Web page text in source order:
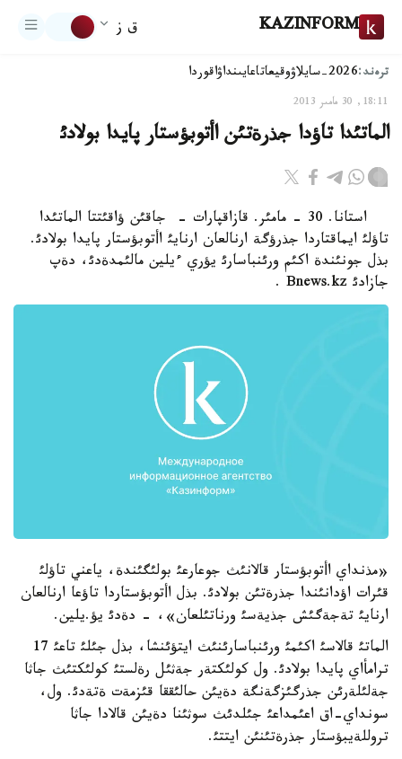
KAZINFORM ق ز
ترەند:2026-سايلاۋ وقيعاتاعايىنداۋاقوردا
18:11, 30 مامىر 2013
الماتئدا تاؤدا جذرةتئن اأتوبؤستار پايدا بولادئ
استانا. 30 - مامئر. قازاقپارات - جاقئن ؤاقئتتا الماتئدا
تاؤلئ ايماقتاردا جذرؤگة ارنالعان ارنايئ اأتوبؤستار پايدا بولادئ.
بذل جونئندة اكئم ورئنباسارئ يؤري ءيلين مالئمدةدئ، دةپ
جازادئ Bnews.kz .
«مذنداي اأتوبؤستار قالانئث جوعارعئ بولئگئندة، ياعني تاؤلئ
قئرات اؤدانئندا جذرةتئن بولادئ. بذل اأتوبؤستاردا تاؤعا ارنالعان
ارنايئ تةجةگئش جذيةسئ ورناتئلعان»، - دةدئ يؤ.يلين.
الماتئ قالاسئ اكئمئ ورئنباسارئنئث ايتؤئنشا، بذل جئلئ تاعئ 17
ترامأاي پايدا بولادئ. ول كولئكتةر جةثئل رةلستئ كولئكتئث جاثا
جةلئلةرئن جذرگئزگةنگة دةيئن حالئققا قئزمةت ةتةدئ. ول،
سونداي-اق اعئمداعئ جئلدئث سوثئنا دةيئن قالادا جاثا
تروللةيبؤستار جذرةتئنئن ايتتئ.